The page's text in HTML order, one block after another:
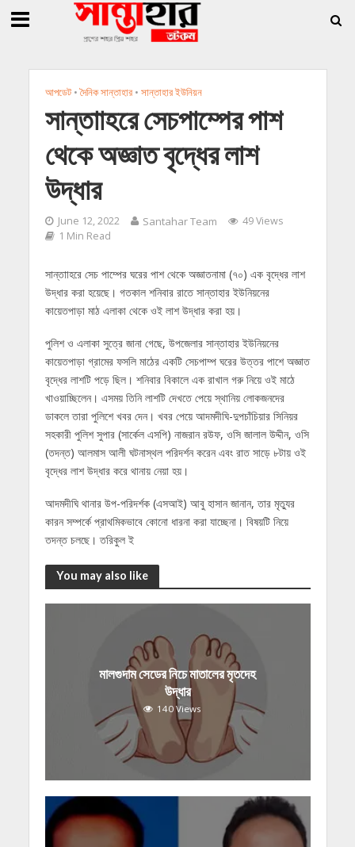
জিললুর, সাধারণ সম্পাদক সোহাগ » সান্তাহারে হেরোইনসহ যুবক গ্রেফতার
আপডেট • দৈনিক সান্তাহার • সান্তাহার ইউনিয়ন
সান্তাাহরে সেচপাম্পের পাশ
থেকে অজ্ঞাত বৃদ্ধের লাশ
উদ্ধার
June 12, 2022 Santahar Team
49 Views
1 Min Read
সান্তাাহরে সেচ পাম্পের ঘরের পাশ থেকে অজ্ঞাতনামা (৭০) এক বৃদ্ধের লাশ
উদ্ধার করা হয়েছে। গতকাল শনিবার রাতে সান্তাহার ইউনিয়নের
কায়েতপাড়া মাঠ এলাকা থেকে ওই লাশ উদ্ধার করা হয়।
পুলিশ ও এলাকা সুত্রে জানা গেছে, উপজেলার সান্তাহার ইউনিয়নের
কায়েতপাড়া গ্রামের ফসলি মাঠের একটি সেচপাম্প ঘরের উত্তর পাশে অজ্ঞাত
বৃদ্ধের লাশটি পড়ে ছিল। শনিবার বিকালে এক রাখাল গরু নিয়ে ওই মাঠে
খাওয়াচ্ছিলেন। এসময় তিনি লাশটি দেখতে পেয়ে স্থানিয় লোকজনদের
ডাকলে তারা পুলিশে খবর দেন। খবর পেয়ে আদমদীঘি-দুপচাঁচিয়ার সিনিয়র
সহকারী পুলিশ সুপার (সার্কেল এসপি) নাজরান রউফ, ওসি জালাল উদ্দীন, ওসি
(তদন্ত) আলমাস আলী ঘটনাস্থল পরিদর্শন করেন এবং রাত সাড়ে ৮টায় ওই
বৃদ্ধের লাশ উদ্ধার করে থানায় নেয়া হয়।
আদমদীঘি থানার উপ-পরিদর্শক (এসআই) আবু হাসান জানান, তার মৃত্যুর
কারন সম্পর্কে প্রাথমিকভাবে কোনো ধারনা করা যাচ্ছেনা। বিষয়টি নিয়ে
তদন্ত চলছে। তরিকুল ই
You may also like
মালগুদাম সেডের নিচে মাতালের মৃতদেহ
উদ্ধার
140 Views